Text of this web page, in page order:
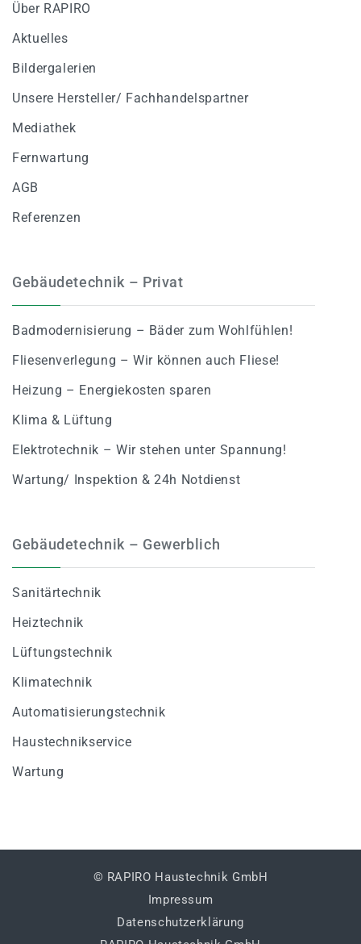
Über RAPIRO
Aktuelles
Bildergalerien
Unsere Hersteller/ Fachhandelspartner
Mediathek
Fernwartung
AGB
Referenzen
Gebäudetechnik – Privat
Badmodernisierung – Bäder zum Wohlfühlen!
Fliesenverlegung – Wir können auch Fliese!
Heizung – Energiekosten sparen
Klima & Lüftung
Elektrotechnik – Wir stehen unter Spannung!
Wartung/ Inspektion & 24h Notdienst
Gebäudetechnik – Gewerblich
Sanitärtechnik
Heiztechnik
Lüftungstechnik
Klimatechnik
Automatisierungstechnik
Haustechnikservice
Wartung
© RAPIRO Haustechnik GmbH
Impressum
Datenschutzerklärung